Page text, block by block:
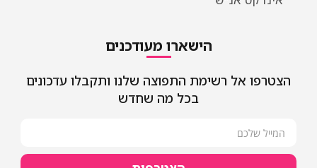
הישארו מעודכנים
הצטרפו אל רשימת התפוצה שלנו ותקבלו עדכונים
בכל מה שחדש